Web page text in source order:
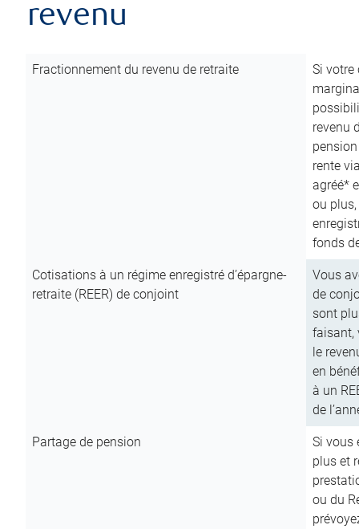
revenu
Fractionnement du revenu de retraite
Si votre
revenu
rente
agréé*
ou
fonds
Cotisations à un régime enregistré d’épargne-
retraite (REER) de conjoint
Vous
de
sont
faisant,
le
en
à un
de
Partage de pension
Si vous
plus et
ou du